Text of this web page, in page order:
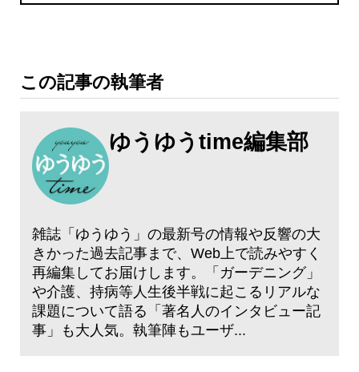
この記事の執筆者
ゆうゆうtime編集部
雑誌「ゆうゆう」の最新号の情報や反響の大
きかった過去記事まで、Web上で読みやすく
再編集してお届けします。「ガーデニング」
や介護、持病等人生後半戦に起こるリアルな
課題について語る「著名人のインタビュー記
事」も大人気。執筆陣もユーザ...